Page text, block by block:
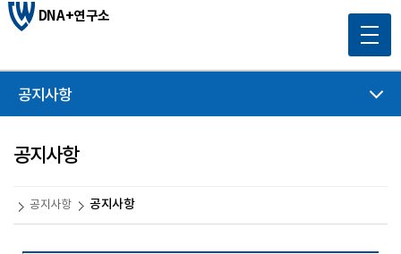
DNA+연구소
공지사항
공지사항
공지사항 공지사항